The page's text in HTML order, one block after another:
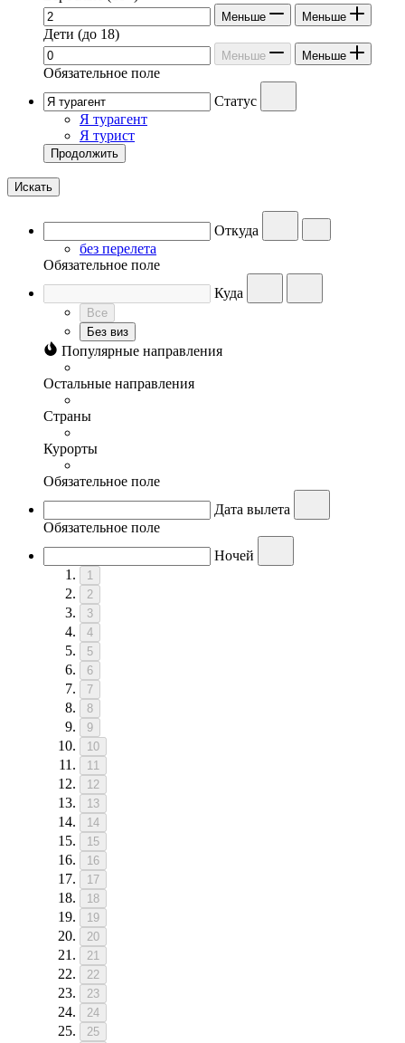
Меньше Меньше
Дети (до 18)
Меньше Меньше
Обязательное поле
Статус
Я турагент
Я турист
Продолжить
Искать
Откуда
без перелета
Обязательное поле
Куда
Все
Без виз
Популярные направления
Остальные направления
Страны
Курорты
Обязательное поле
Дата вылета
Обязательное поле
Ночей
1
2
3
4
5
6
7
8
9
10
11
12
13
14
15
16
17
18
19
20
21
22
23
24
25